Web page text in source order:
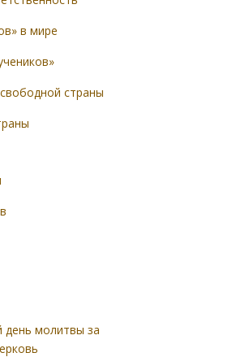
в мире
страны
молитвы за